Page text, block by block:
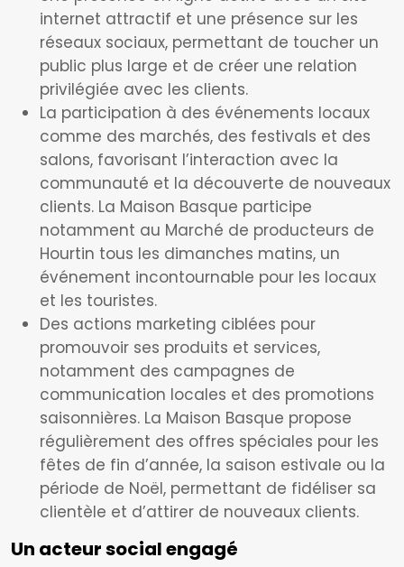
internet attractif et une présence sur les
réseaux sociaux, permettant de toucher un
public plus large et de créer une relation
privilégiée avec les clients.
La participation à des événements locaux
comme des marchés, des festivals et des
salons, favorisant l’interaction avec la
communauté et la découverte de nouveaux
clients. La Maison Basque participe
notamment au Marché de producteurs de
Hourtin tous les dimanches matins, un
événement incontournable pour les locaux
et les touristes.
Des actions marketing ciblées pour
promouvoir ses produits et services,
notamment des campagnes de
communication locales et des promotions
saisonnières. La Maison Basque propose
régulièrement des offres spéciales pour les
fêtes de fin d’année, la saison estivale ou la
période de Noël, permettant de fidéliser sa
clientèle et d’attirer de nouveaux clients.
Un acteur social engagé